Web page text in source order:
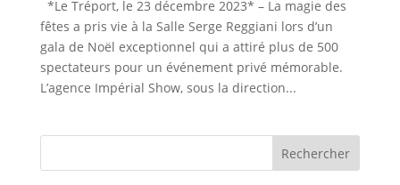
*Le Tréport, le 23 décembre 2023* – La magie des
fêtes a pris vie à la Salle Serge Reggiani lors d’un
gala de Noël exceptionnel qui a attiré plus de 500
spectateurs pour un événement privé mémorable.
L’agence Impérial Show, sous la direction...